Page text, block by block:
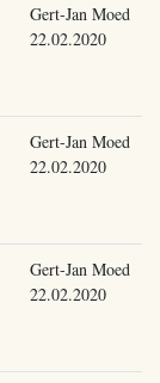
Gert-Jan Moed
22.02.2020
Gert-Jan Moed
22.02.2020
Gert-Jan Moed
22.02.2020